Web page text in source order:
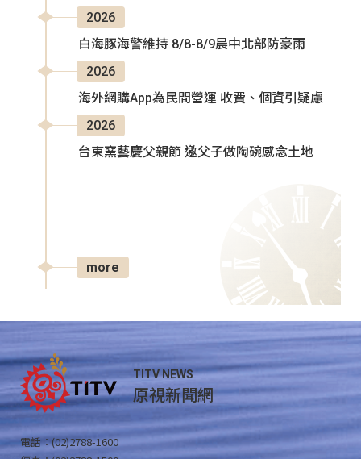
2026
白海豚海警維持 8/8-8/9晨中北部防豪雨
2026
海外網購App為民間營運 收費、個資引疑慮
2026
台東窯藝慶父親節 邀父子做陶碗感念土地
more
TITV NEWS
原視新聞網
電話：(02)2788-1600